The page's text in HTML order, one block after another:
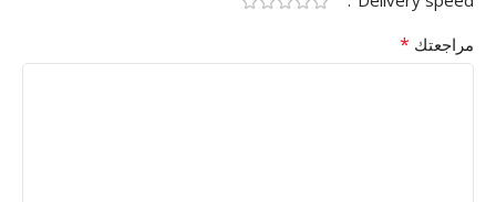
مراجعتك *